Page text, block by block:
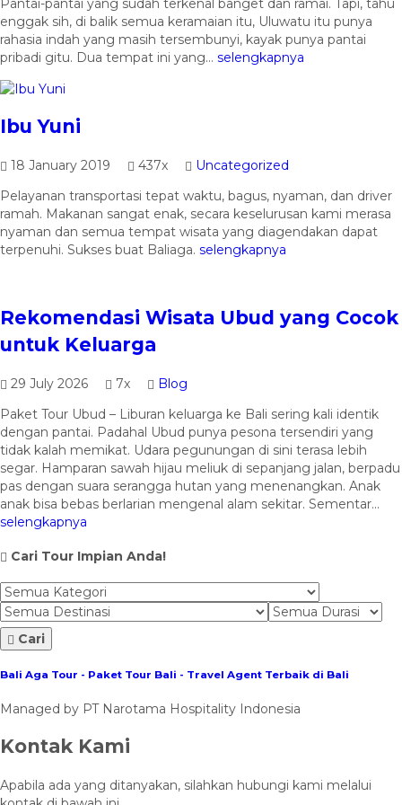
Pantai-pantai yang sudah terkenal banget dan ramai. Tapi, tahu
enggak sih, di balik semua keramaian itu, Uluwatu itu punya
rahasia indah yang masih tersembunyi, kayak punya pantai
pribadi gitu. Dua tempat ini yang... selengkapnya
Ibu Yuni
18 January 2019 437x
Uncategorized
Pelayanan transportasi tepat waktu, bagus, nyaman, dan driver
ramah. Makanan sangat enak, secara keselurusan kami merasa
nyaman dan semua tempat wisata yang diagendakan dapat
terpenuhi. Sukses buat Baliaga. selengkapnya
Rekomendasi Wisata Ubud yang Cocok
untuk Keluarga
29 July 2026 7x
Blog
Paket Tour Ubud – Liburan keluarga ke Bali sering kali identik
dengan pantai. Padahal Ubud punya pesona tersendiri yang
tidak kalah memikat. Udara pegunungan di sini terasa lebih
segar. Hamparan sawah hijau meliuk di sepanjang jalan, berpadu
pas dengan suara serangga hutan yang menenangkan. Anak
anak bisa bebas berlarian mengenal alam sekitar. Sementar...
selengkapnya
Cari Tour Impian Anda!
Cari
Bali Aga Tour - Paket Tour Bali - Travel Agent Terbaik di Bali
Managed by PT Narotama Hospitality Indonesia
Kontak Kami
Apabila ada yang ditanyakan, silahkan hubungi kami melalui